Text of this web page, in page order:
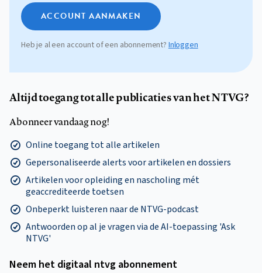
ACCOUNT AANMAKEN
Heb je al een account of een abonnement?Inloggen
Altijd toegang tot alle publicaties van het NTVG?
Abonneer vandaag nog!
Online toegang tot alle artikelen
Gepersonaliseerde alerts voor artikelen en dossiers
Artikelen voor opleiding en nascholing mét
geaccrediteerde toetsen
Onbeperkt luisteren naar de NTVG-podcast
Antwoorden op al je vragen via de AI-toepassing 'Ask
NTVG'
Neem het digitaal ntvg abonnement